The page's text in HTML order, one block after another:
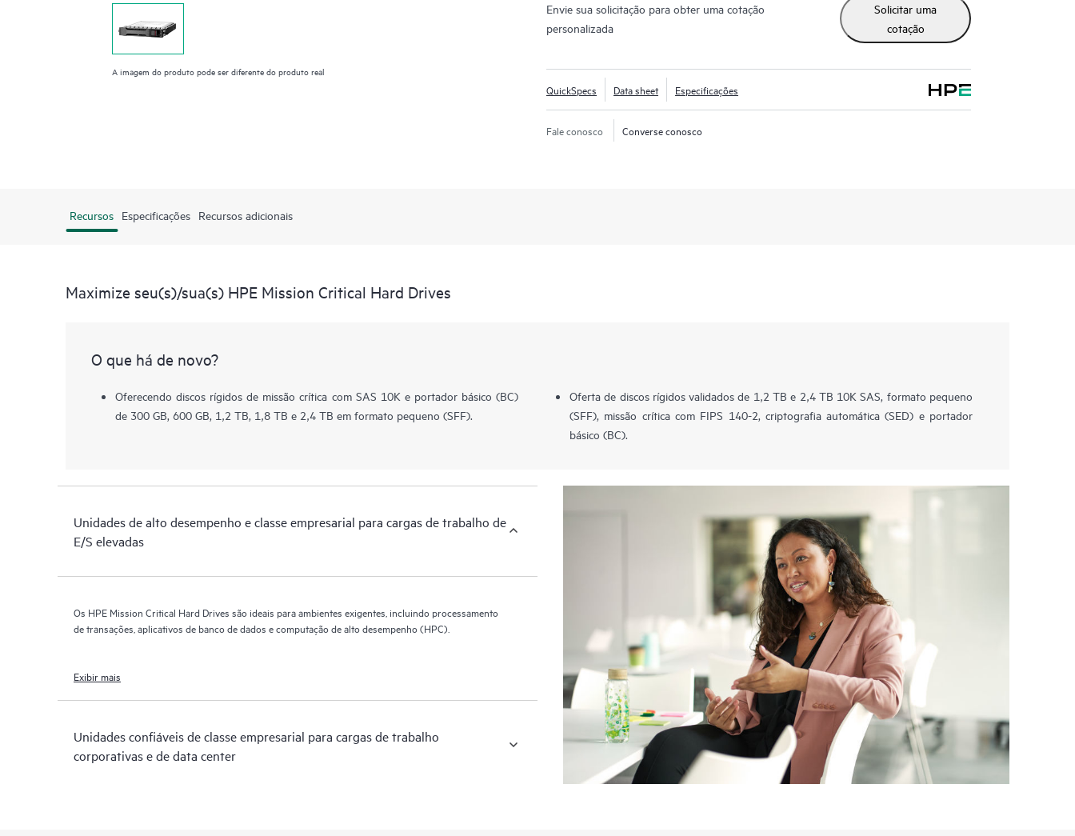
A imagem do produto pode ser diferente do produto real
Envie sua solicitação para obter uma cotação
personalizada
Solicitar uma
cotação
QuickSpecs Data sheet Especificações
Fale conosco Converse conosco
Recursos Especificações Recursos adicionais
Maximize seu(s)/sua(s) HPE Mission Critical Hard Drives
O que há de novo?
Oferecendo discos rígidos de missão crítica com SAS 10K e portador básico (BC)
de 300 GB, 600 GB, 1,2 TB, 1,8 TB e 2,4 TB em formato pequeno (SFF).
Oferta de discos rígidos validados de 1,2 TB e 2,4 TB 10K SAS, formato pequeno
(SFF), missão crítica com FIPS 140-2, criptografia automática (SED) e portador
básico (BC).
Unidades de alto desempenho e classe empresarial para cargas de trabalho de
E/S elevadas
Os HPE Mission Critical Hard Drives são ideais para ambientes exigentes, incluindo processamento
de transações, aplicativos de banco de dados e computação de alto desempenho (HPC).
Exibir mais
Unidades confiáveis de classe empresarial para cargas de trabalho
corporativas e de data center